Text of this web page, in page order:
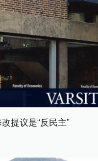
提议是“反民主”